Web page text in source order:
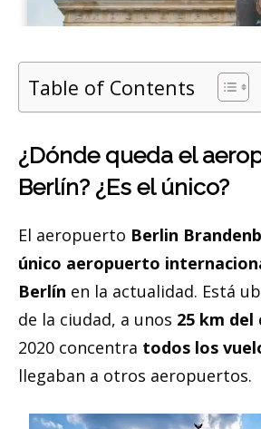
Table of Contents
¿Dónde queda el
Berlín? ¿Es el único?
El aeropuerto Berlin
único aeropuerto
Berlín en la actualidad. Está
de la ciudad, a unos 25 km
2020 concentra todos los
llegaban a otros aeropuertos.